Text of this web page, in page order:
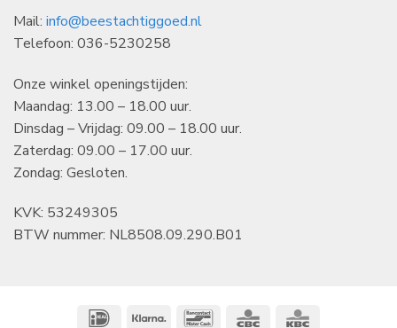
Mail: info@beestachtiggoed.nl
Telefoon: 036-5230258
Onze winkel openingstijden:
Maandag: 13.00 – 18.00 uur.
Dinsdag – Vrijdag: 09.00 – 18.00 uur.
Zaterdag: 09.00 – 17.00 uur.
Zondag: Gesloten.
KVK: 53249305
BTW nummer: NL8508.09.290.B01
IDeal Klarna BancontactCBC